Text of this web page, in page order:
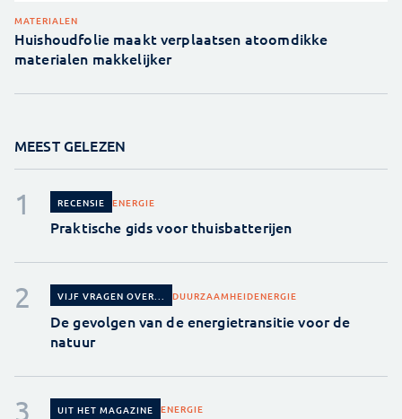
MATERIALEN
Huishoudfolie maakt verplaatsen atoomdikke
materialen makkelijker
MEEST GELEZEN
RECENSIE ENERGIE
Praktische gids voor thuisbatterijen
VIJF VRAGEN OVER... DUURZAAMHEIDENERGIE
De gevolgen van de energietransitie voor de
natuur
UIT HET MAGAZINE ENERGIE